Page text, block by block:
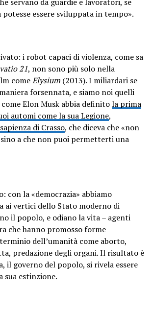
essere sviluppata in tempo».
i robot capaci di violenza, come sa
21, non sono più solo nella
comeElysium (2013). I miliardari se
forsennata, e siamo noi quelli
Elon Musk abbia definitola prima
automi come la sua Legione,
di Crasso, che diceva che «non
a che non puoi permetterti una
con la «democrazia» abbiamo
ai vertici dello Stato moderno di
il popolo, e odiano la vita – agenti
che hanno promosso forme
dell’umanità come aborto,
predazione degli organi. Il risultato è
il governo del popolo, si rivela essere
sua estinzione.